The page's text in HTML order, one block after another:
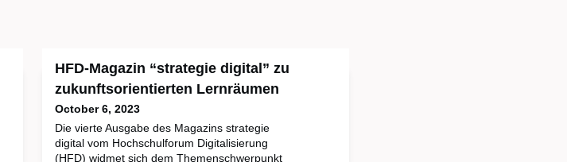
HFD-Magazin “strategie digital” zu
zukunftsorientierten Lernräumen
October 6, 2023
Die vierte Ausgabe des Magazins strategie
digital vom Hochschulforum Digitalisierung
(HFD) widmet sich dem Themenschwerpunkt